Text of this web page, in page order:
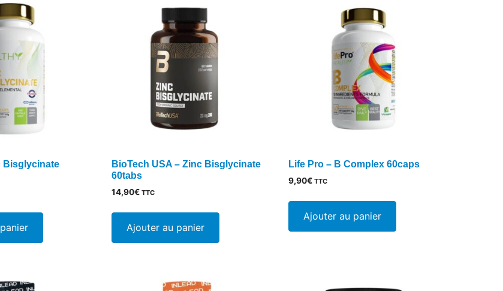
Bisglycinate
BioTech USA – Zinc Bisglycinate
60tabs
14,90€ TTC
Ajouter au panier
Life Pro – B Complex 60caps
9,90€ TTC
Ajouter au panier